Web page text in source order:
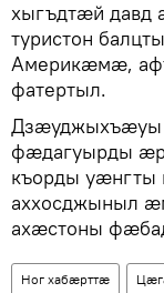
хыгъдтӕй давд
туристон
Америкӕмӕ,
фатертыл.
Дзӕуджыхъӕуы
фӕдагуырды
къорды уӕнгты
аххосджыныл
ахӕстоны
Ног хабӕрттӕ